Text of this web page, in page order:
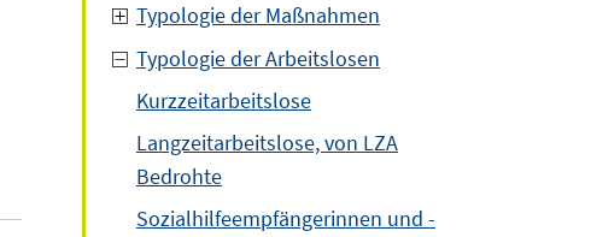
Typologie der Maßnahmen
Typologie der Arbeitslosen
Kurzzeitarbeitslose
Langzeitarbeitslose, von LZA
Bedrohte
Sozialhilfeempfängerinnen und -